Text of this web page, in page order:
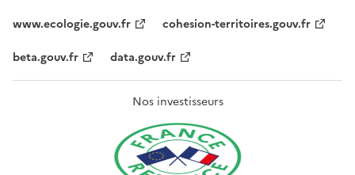
www.ecologie.gouv.fr
cohesion-territoires.gouv.fr
beta.gouv.fr
data.gouv.fr
Nos investisseurs